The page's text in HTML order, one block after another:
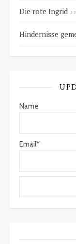
Die rote Ingrid
Hindernisse
Name
Email*